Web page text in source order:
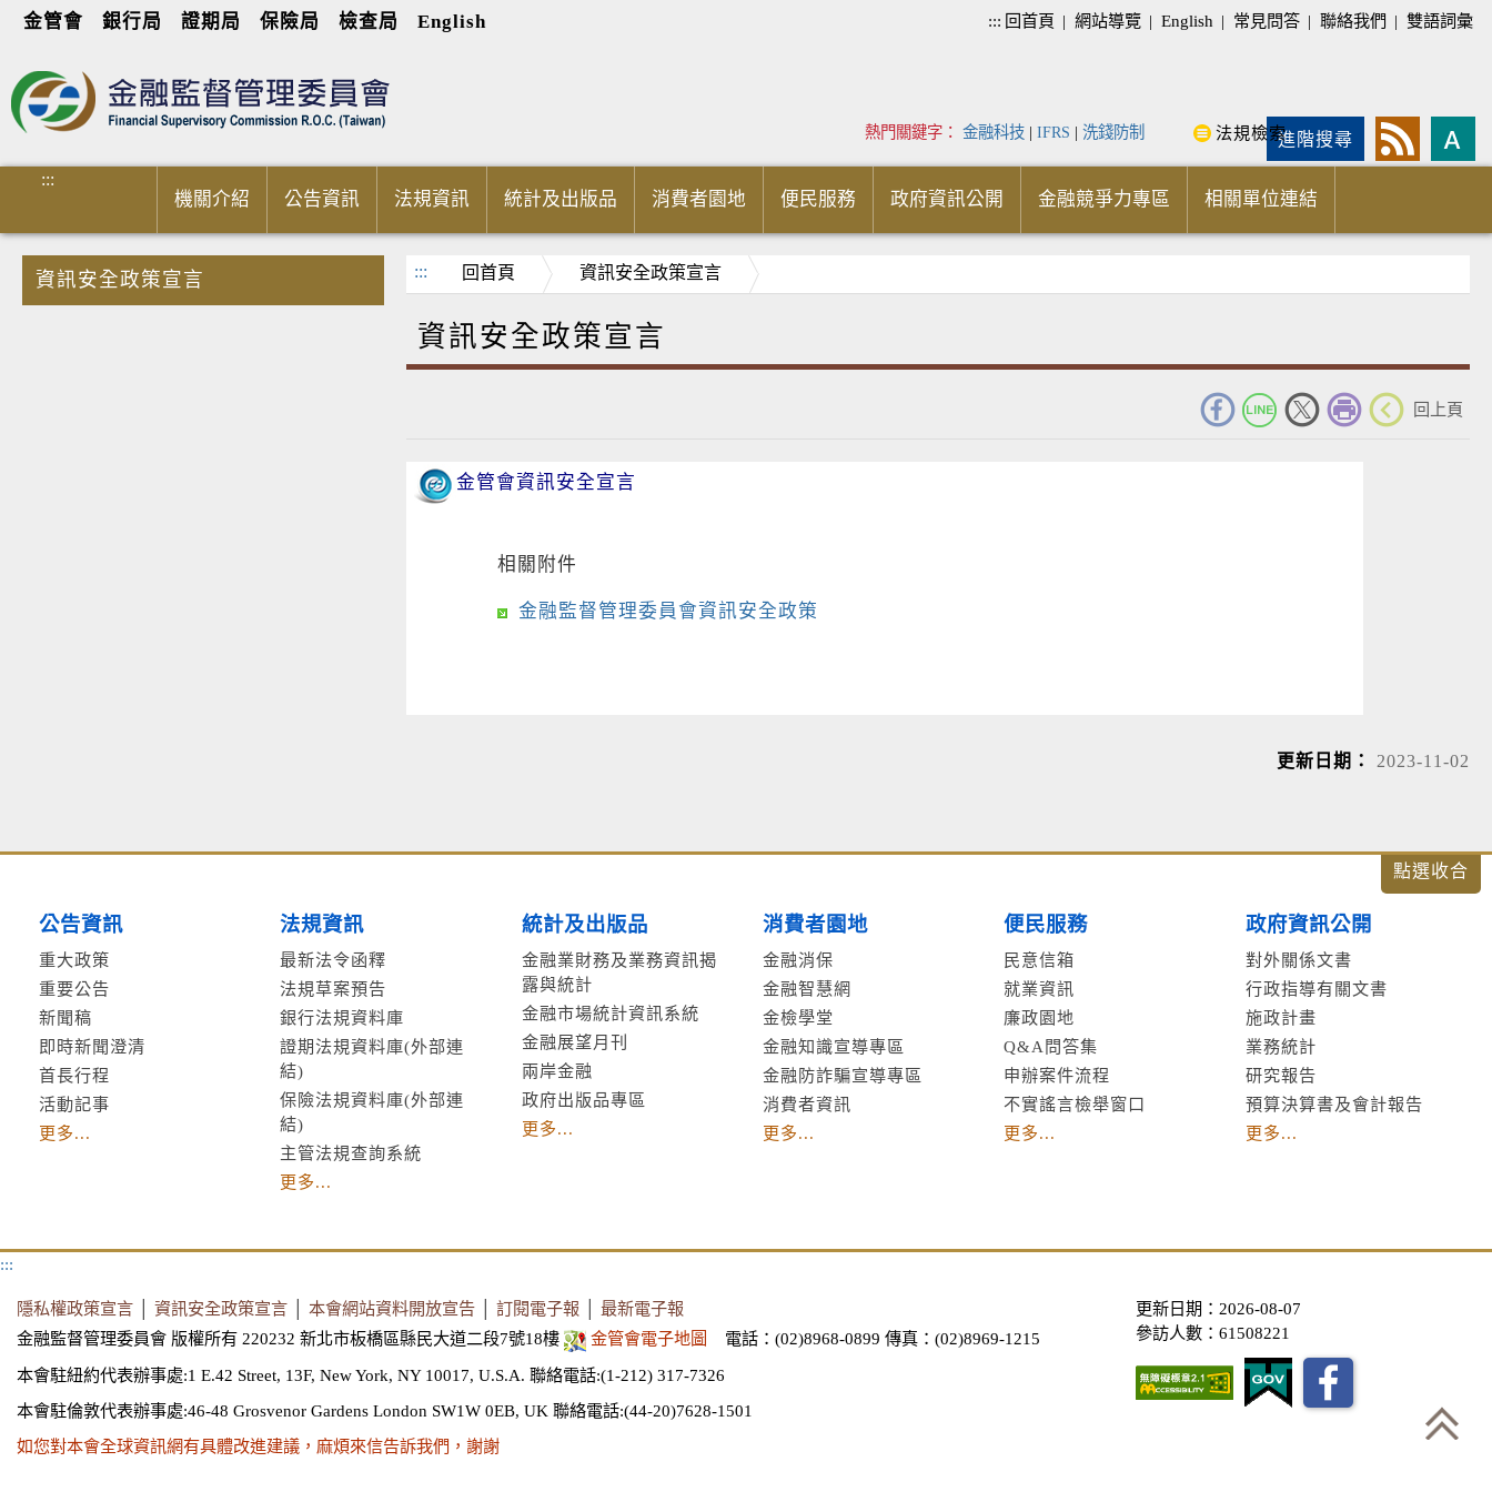
金管會 銀行局 證期局 保險局 檢查局 English ::: 回首頁 | 網站導覽 | English | 常見問答 | 聯絡我們 | 雙語詞彙
進階搜尋
熱門關鍵字： 金融科技 | IFRS | 洗錢防制 法規檢索
:::
機關介紹 公告資訊 法規資訊 統計及出版品 消費者園地 便民服務 政府資訊公開 金融競爭力專區 相關單位連結
:::資訊安全政策宣言 ::: 回首頁 資訊安全政策宣言
資訊安全政策宣言
回上頁
金管會資訊安全宣言
相關附件
金融監督管理委員會資訊安全政策
更新日期： 2023-11-02
公告資訊
重大政策
重要公告
新聞稿
即時新聞澄清
首長行程
活動記事
更多...
法規資訊
最新法令函釋
法規草案預告
銀行法規資料庫
證期法規資料庫(外部連
結)
保險法規資料庫(外部連
結)
主管法規查詢系統
更多...
統計及出版品
金融業財務及業務資訊揭
露與統計
金融市場統計資訊系統
金融展望月刊
兩岸金融
政府出版品專區
更多...
消費者園地
金融消保
金融智慧網
金檢學堂
金融知識宣導專區
金融防詐騙宣導專區
消費者資訊
更多...
便民服務
民意信箱
就業資訊
廉政園地
Q&A問答集
申辦案件流程
不實謠言檢舉窗口
更多...
政府資訊公開
對外關係文書
行政指導有關文書
施政計畫
業務統計
研究報告
預算決算書及會計報告
更多...
:::
隱私權政策宣言 資訊安全政策宣言 本會網站資料開放宣告 訂閱電子報
最新電子報
金融監督管理委員會 版權所有 220232 新北市板橋區縣民大道二段7號18樓
金管會電子地圖 電話：(02)8968-0899 傳真：(02)8969-1215
本會駐紐約代表辦事處:1 E.42 Street, 13F, New York, NY 10017, U.S.A. 聯絡電話:(1-212) 317-7326
本會駐倫敦代表辦事處:46-48 Grosvenor Gardens London SW1W 0EB, UK 聯絡電話:(44-20)7628-1501
如您對本會全球資訊網有具體改進建議，麻煩來信告訴我們，謝謝
更新日期：2026-08-07
參訪人數：61508221